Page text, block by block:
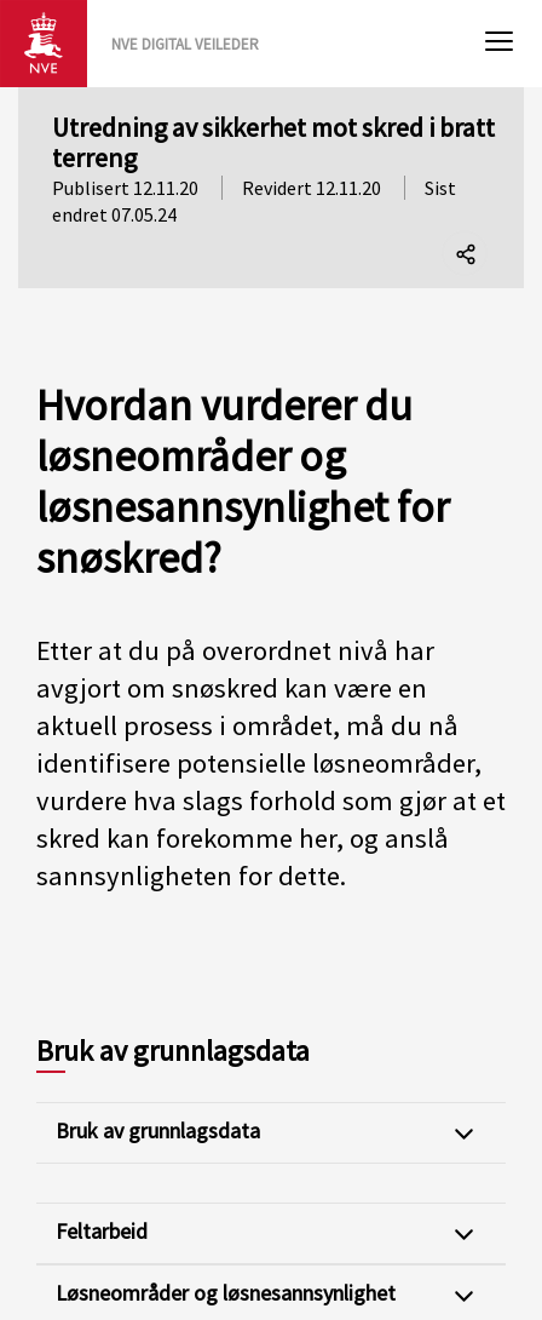
NVE DIGITAL VEILEDER
Utredning av sikkerhet mot skred i bratt
terreng
Publisert 12.11.20 Revidert 12.11.20
Sist
endret 07.05.24
Hvordan vurderer du
løsneområder og
løsnesannsynlighet for
snøskred?
Etter at du på overordnet nivå har
avgjort om snøskred kan være en
aktuell prosess i området, må du nå
identifisere potensielle løsneområder,
vurdere hva slags forhold som gjør at et
skred kan forekomme her, og anslå
sannsynligheten for dette.
Bruk av grunnlagsdata
Bruk av grunnlagsdata
Feltarbeid
Løsneområder og løsnesannsynlighet